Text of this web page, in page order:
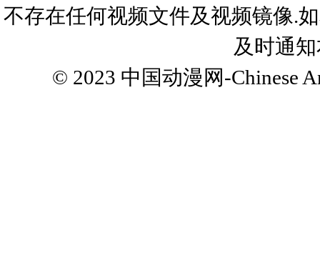
不存在任何视频文件及视频镜像.
及时通
© 2023 中国动漫网-Chinese